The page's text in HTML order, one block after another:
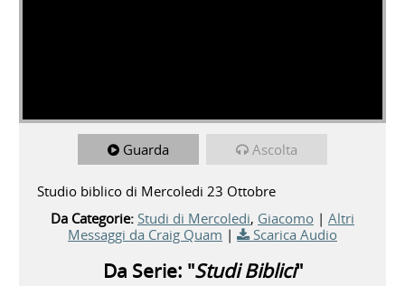
Guarda Ascolta
Studio biblico di Mercoledi 23 Ottobre
Da Categorie: Studi di Mercoledi, Giacomo | Altri
Messaggi da Craig Quam | Scarica Audio
Da Serie: "Studi Biblici"